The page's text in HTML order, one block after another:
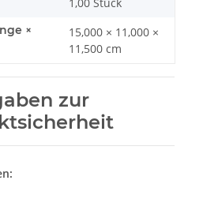
×
15,000 × 11,000 ×
11,500 cm
zur